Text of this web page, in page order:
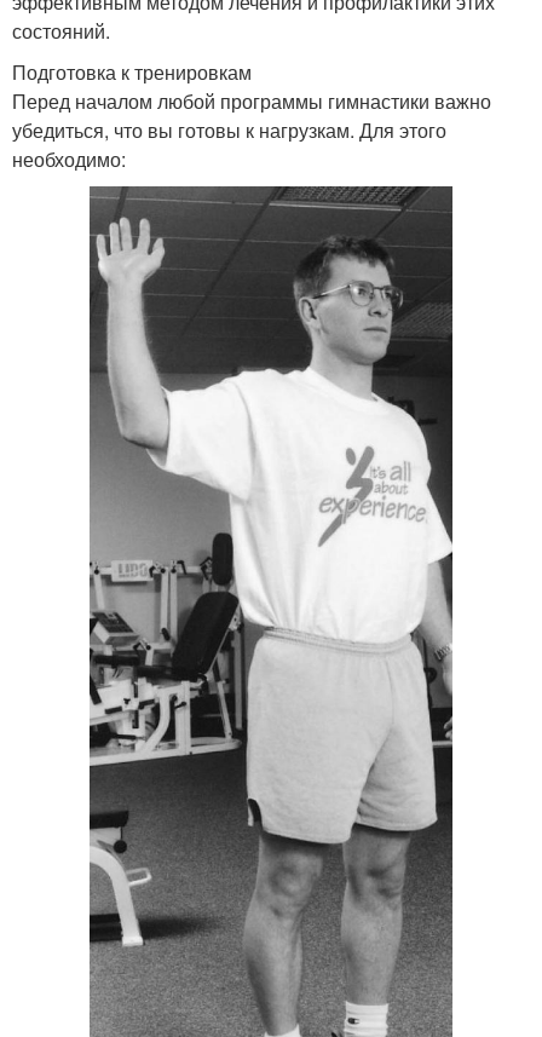
состояний.
Подготовка к тренировкам
Перед началом любой программы гимнастики важно
убедиться, что вы готовы к нагрузкам. Для этого
необходимо: